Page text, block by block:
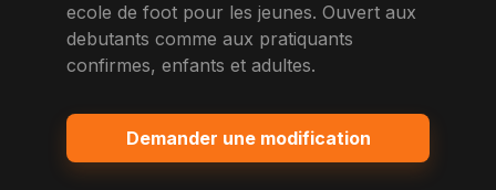
ecole de foot pour les jeunes. Ouvert aux
debutants comme aux pratiquants
confirmes, enfants et adultes.
Demander une modification